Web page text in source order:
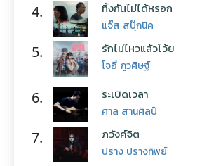
4. ทิ้งกันไม่ได้หรอก
แจ๊ส สปุ๊กนิค
5. รักไม่ไหวแล้วโว้ย
โจอี้ ภูวศิษฐ์
6. ระเบิดเวลา
ศาล สานศิลป์
7. ภวังค์จิต
ปราง ปรางทิพย์